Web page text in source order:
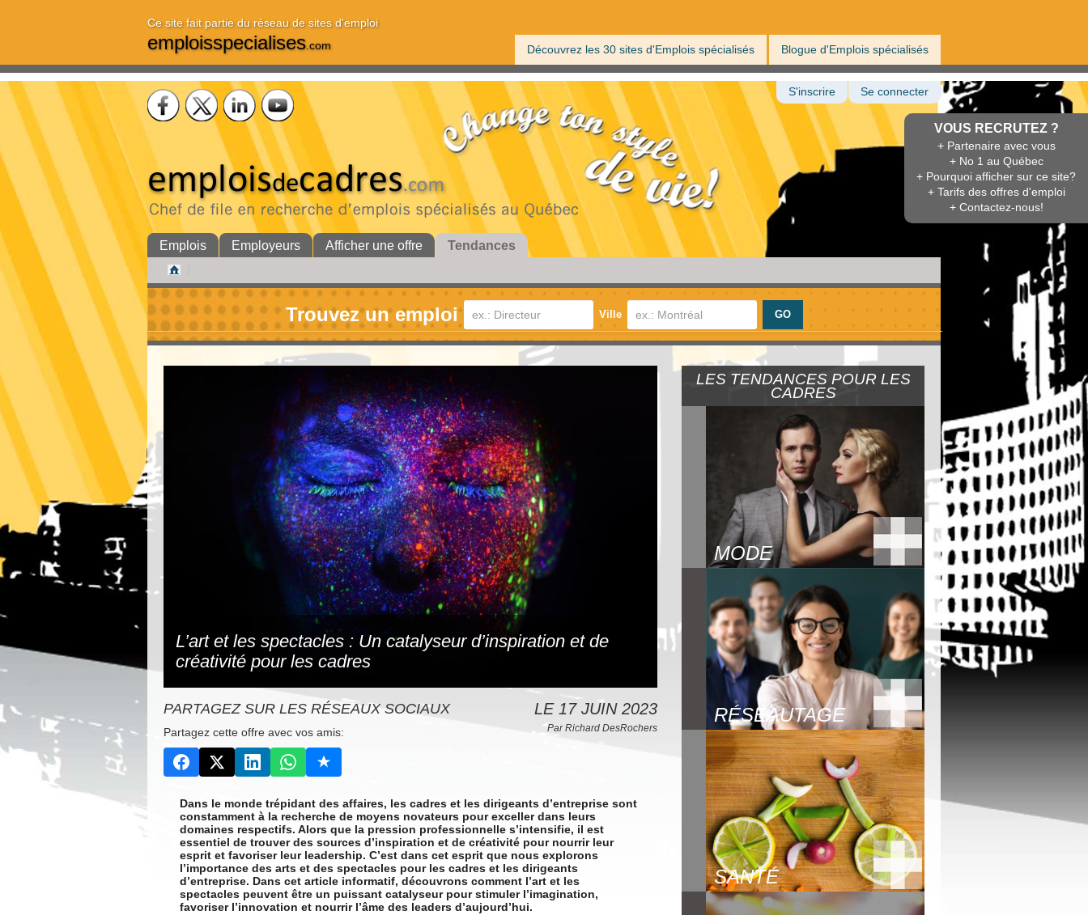
Ce site fait partie du réseau de sites d'emploi
emploisspecialises.com Découvrez les 30 sites d'Emplois spécialisés Blogue d'Emplois spécialisés
VOUS RECRUTEZ ?
+ Partenaire avec vous
+ No 1 au Québec
+ Pourquoi afficher sur ce site?
+ Tarifs des offres d'emploi
+ Contactez-nous!
S'inscrire Se connecter
Emplois Employeurs Afficher une offre Tendances
Trouvez un emploi Ville
L’art et les spectacles : Un catalyseur d’inspiration et de
créativité pour les cadres
PARTAGEZ SUR LES RÉSEAUX SOCIAUX
Partagez cette offre avec vos amis:
LE 17 JUIN 2023
Par Richard DesRochers
Dans le monde trépidant des affaires, les cadres et les dirigeants d’entreprise sont
constamment à la recherche de moyens novateurs pour exceller dans leurs
domaines respectifs. Alors que la pression professionnelle s’intensifie, il est
essentiel de trouver des sources d’inspiration et de créativité pour nourrir leur
esprit et favoriser leur leadership. C’est dans cet esprit que nous explorons
l’importance des arts et des spectacles pour les cadres et les dirigeants
d’entreprise. Dans cet article informatif, découvrons comment l’art et les
spectacles peuvent être un puissant catalyseur pour stimuler l’imagination,
favoriser l’innovation et nourrir l’âme des leaders d’aujourd’hui.
LES TENDANCES POUR LES
CADRES
MODE
RÉSEAUTAGE
SANTÉ